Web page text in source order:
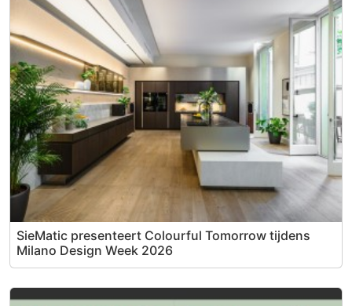
SieMatic presenteert Colourful Tomorrow tijdens
Milano Design Week 2026